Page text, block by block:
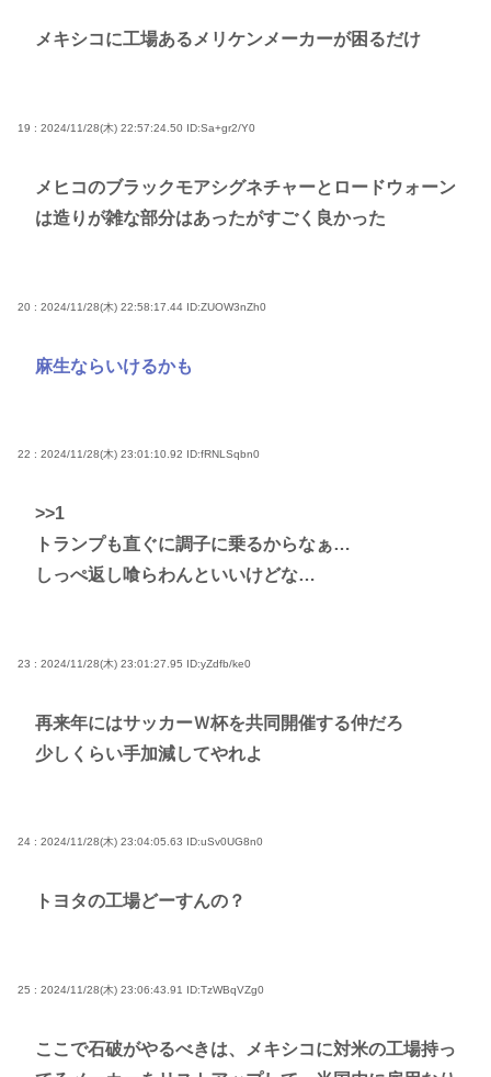
メキシコに工場あるメリケンメーカーが困るだけ
19 : 2024/11/28(木) 22:57:24.50 ID:Sa+gr2/Y0
メヒコのブラックモアシグネチャーとロードウォーン
は造りが雑な部分はあったがすごく良かった
20 : 2024/11/28(木) 22:58:17.44 ID:ZUOW3nZh0
麻生ならいけるかも
22 : 2024/11/28(木) 23:01:10.92 ID:fRNLSqbn0
>>1
トランプも直ぐに調子に乗るからなぁ…
しっぺ返し喰らわんといいけどな…
23 : 2024/11/28(木) 23:01:27.95 ID:yZdfb/ke0
再来年にはサッカーＷ杯を共同開催する仲だろ
少しくらい手加減してやれよ
24 : 2024/11/28(木) 23:04:05.63 ID:uSv0UG8n0
トヨタの工場どーすんの？
25 : 2024/11/28(木) 23:06:43.91 ID:TzWBqVZg0
ここで石破がやるべきは、メキシコに対米の工場持っ